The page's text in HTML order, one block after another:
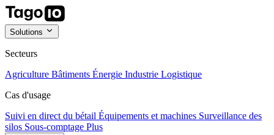
Solutions
Secteurs
Agriculture Bâtiments Énergie Industrie Logistique
Cas d'usage
Suivi en direct du bétail Équipements et machines Surveillance des
silos Sous-comptage Plus